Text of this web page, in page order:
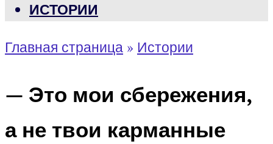
ИСТОРИИ
Главная страница » Истории
— Это мои сбережения,
а не твои карманные